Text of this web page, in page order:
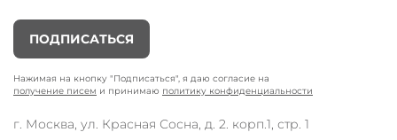
ПОДПИСАТЬСЯ
Нажимая на кнопку "Подписаться", я даю согласие на
получение писем и принимаю политику конфиденциальности
г. Москва, ул. Красная Сосна, д. 2. корп.1, стр. 1